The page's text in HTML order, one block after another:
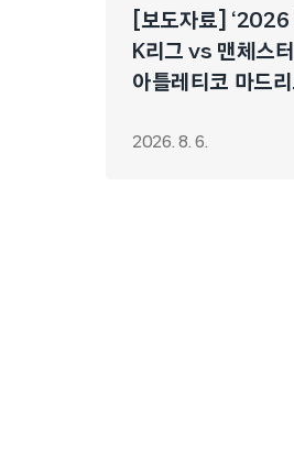
[보도자료] ‘2026
K리그 vs 맨체스
아틀레티코 마드
2026. 8. 6.